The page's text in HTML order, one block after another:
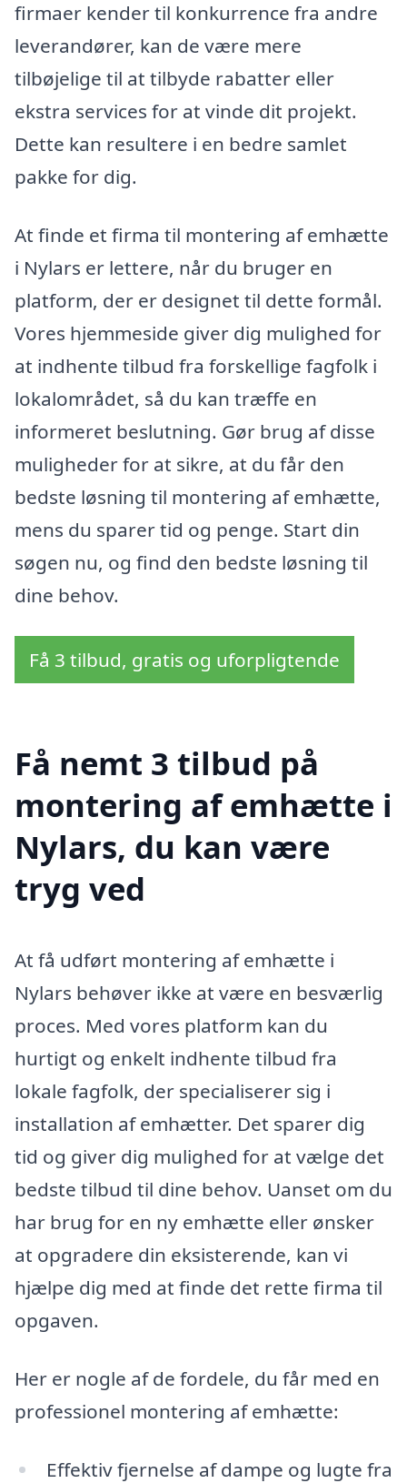
firmaer kender til konkurrence fra andre
leverandører, kan de være mere
tilbøjelige til at tilbyde rabatter eller
ekstra services for at vinde dit projekt.
Dette kan resultere i en bedre samlet
pakke for dig.
At finde et firma til montering af emhætte
i Nylars er lettere, når du bruger en
platform, der er designet til dette formål.
Vores hjemmeside giver dig mulighed for
at indhente tilbud fra forskellige fagfolk i
lokalområdet, så du kan træffe en
informeret beslutning. Gør brug af disse
muligheder for at sikre, at du får den
bedste løsning til montering af emhætte,
mens du sparer tid og penge. Start din
søgen nu, og find den bedste løsning til
dine behov.
Få 3 tilbud, gratis og uforpligtende
Få nemt 3 tilbud på
montering af emhætte i
Nylars, du kan være
tryg ved
At få udført montering af emhætte i
Nylars behøver ikke at være en besværlig
proces. Med vores platform kan du
hurtigt og enkelt indhente tilbud fra
lokale fagfolk, der specialiserer sig i
installation af emhætter. Det sparer dig
tid og giver dig mulighed for at vælge det
bedste tilbud til dine behov. Uanset om du
har brug for en ny emhætte eller ønsker
at opgradere din eksisterende, kan vi
hjælpe dig med at finde det rette firma til
opgaven.
Her er nogle af de fordele, du får med en
professionel montering af emhætte:
Effektiv fjernelse af dampe og lugte fra